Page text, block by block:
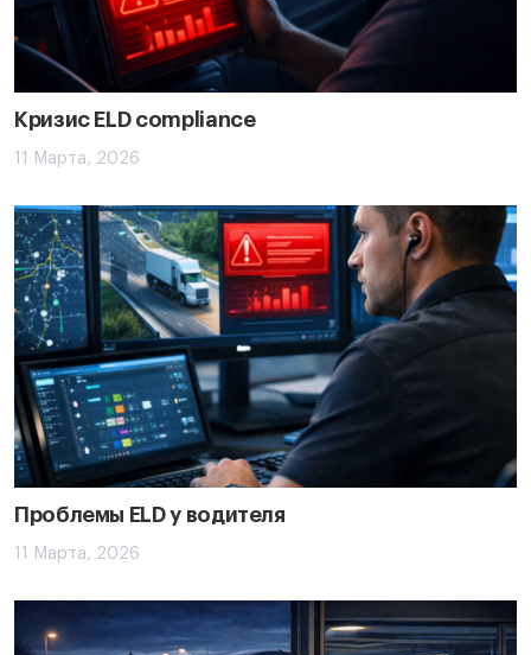
Кризис ELD compliance
11 Марта, 2026
Проблемы ELD у водителя
11 Марта, 2026